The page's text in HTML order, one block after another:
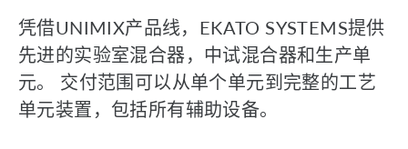
凭借UNIMIX产品线，EKATO SYSTEMS提供
先进的实验室混合器，中试混合器和生产单
元。 交付范围可以从单个单元到完整的工艺
单元装置，包括所有辅助设备。